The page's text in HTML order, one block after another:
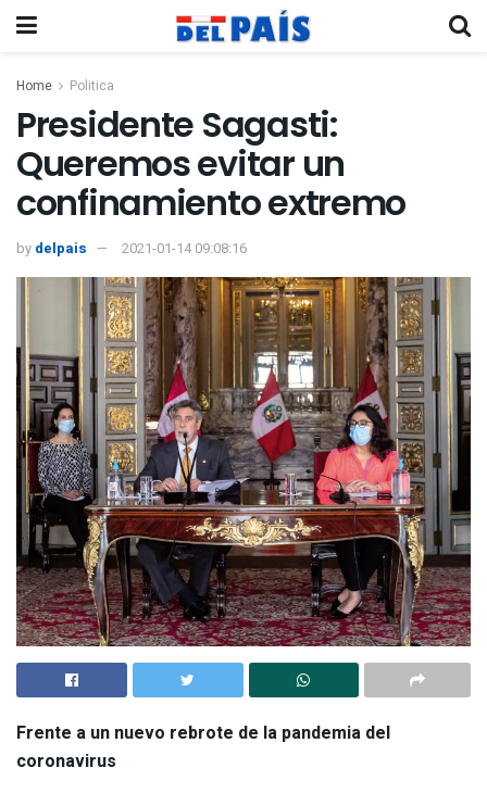
Home Politica
Presidente Sagasti:
Queremos evitar un
confinamiento extremo
by delpais 2021-01-14 09:08:16
Frente a un nuevo rebrote de la pandemia del
coronavirus